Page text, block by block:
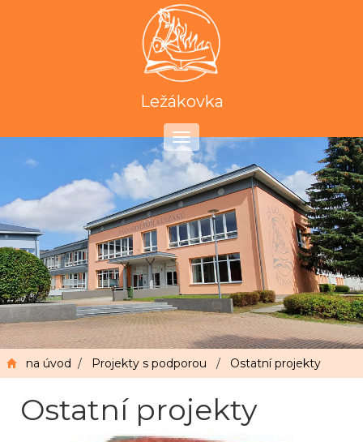
Ležákovka
Toggle
navigation
na úvod / Projekty s podporou / Ostatní projekty
Ostatní projekty